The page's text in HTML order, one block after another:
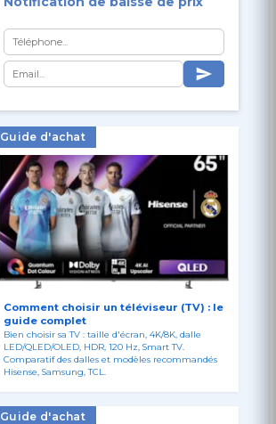
Guide d'achat
Comment choisir un téléviseur (TV) : le
guide complet
Bien choisir sa TV : taille d'écran, 4K/8K, dalle
LED/QLED/OLED, HDR, 120 Hz, Smart TV.
Comparatif des dalles et modèles recommandés
Hisense, Samsung, TCL.
Guide d'achat